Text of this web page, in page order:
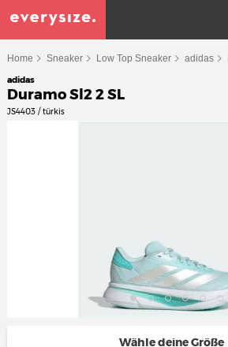
Home Sneaker Low Top Sneaker adidas
adidas
Duramo Sl2 2 SL
JS4403 / türkis
Wähle deine Größe